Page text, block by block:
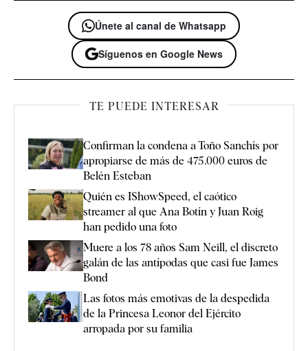
Únete al canal de Whatsapp
Síguenos en Google News
TE PUEDE INTERESAR
Confirman la condena a Toño Sanchís por
apropiarse de más de 475.000 euros de
Belén Esteban
Quién es IShowSpeed, el caótico
streamer al que Ana Botín y Juan Roig
han pedido una foto
Muere a los 78 años Sam Neill, el discreto
galán de las antípodas que casi fue James
Bond
Las fotos más emotivas de la despedida
de la Princesa Leonor del Ejército
arropada por su familia